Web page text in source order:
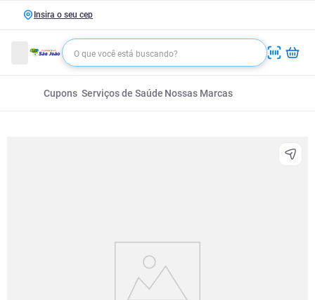
Insira o seu cep
Cupons Serviços de Saúde Nossas Marcas